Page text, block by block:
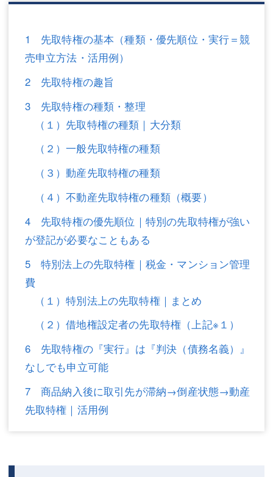
弁護士費用
相続・遺言
離婚（夫婦間トラブル）
企業法務
不動産登記
商業登記
調査・書面作成
債務整理
マスコミ取材・実績
アクセス
東京事務所 (新宿・四谷)
埼玉事務所 (さいたま市)
不動産
離婚（夫婦間トラブル）
企業法務
労働問題（解雇，残業等）
商業登記
調査・書面作成
債務整理
マスコミ取材・実績
アクセス
東京事務所 (新宿・四谷)
埼玉事務所 (さいたま市)
川口事務所（埼玉県川口市）
1 先取特権の基本（種類・優先順位・実行＝競
売申立方法・活用例）
2 先取特権の趣旨
3 先取特権の種類・整理
（１）先取特権の種類｜大分類
（２）一般先取特権の種類
（３）動産先取特権の種類
（４）不動産先取特権の種類（概要）
4 先取特権の優先順位｜特別の先取特権が強い
が登記が必要なこともある
5 特別法上の先取特権｜税金・マンション管理
費
（１）特別法上の先取特権｜まとめ
（２）借地権設定者の先取特権（上記※１）
6 先取特権の『実行』は『判決（債務名義）』
なしでも申立可能
7 商品納入後に取引先が滞納→倒産状態→動産
先取特権｜活用例